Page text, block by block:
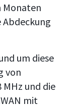
Monaten
um diese
von
und die
mit